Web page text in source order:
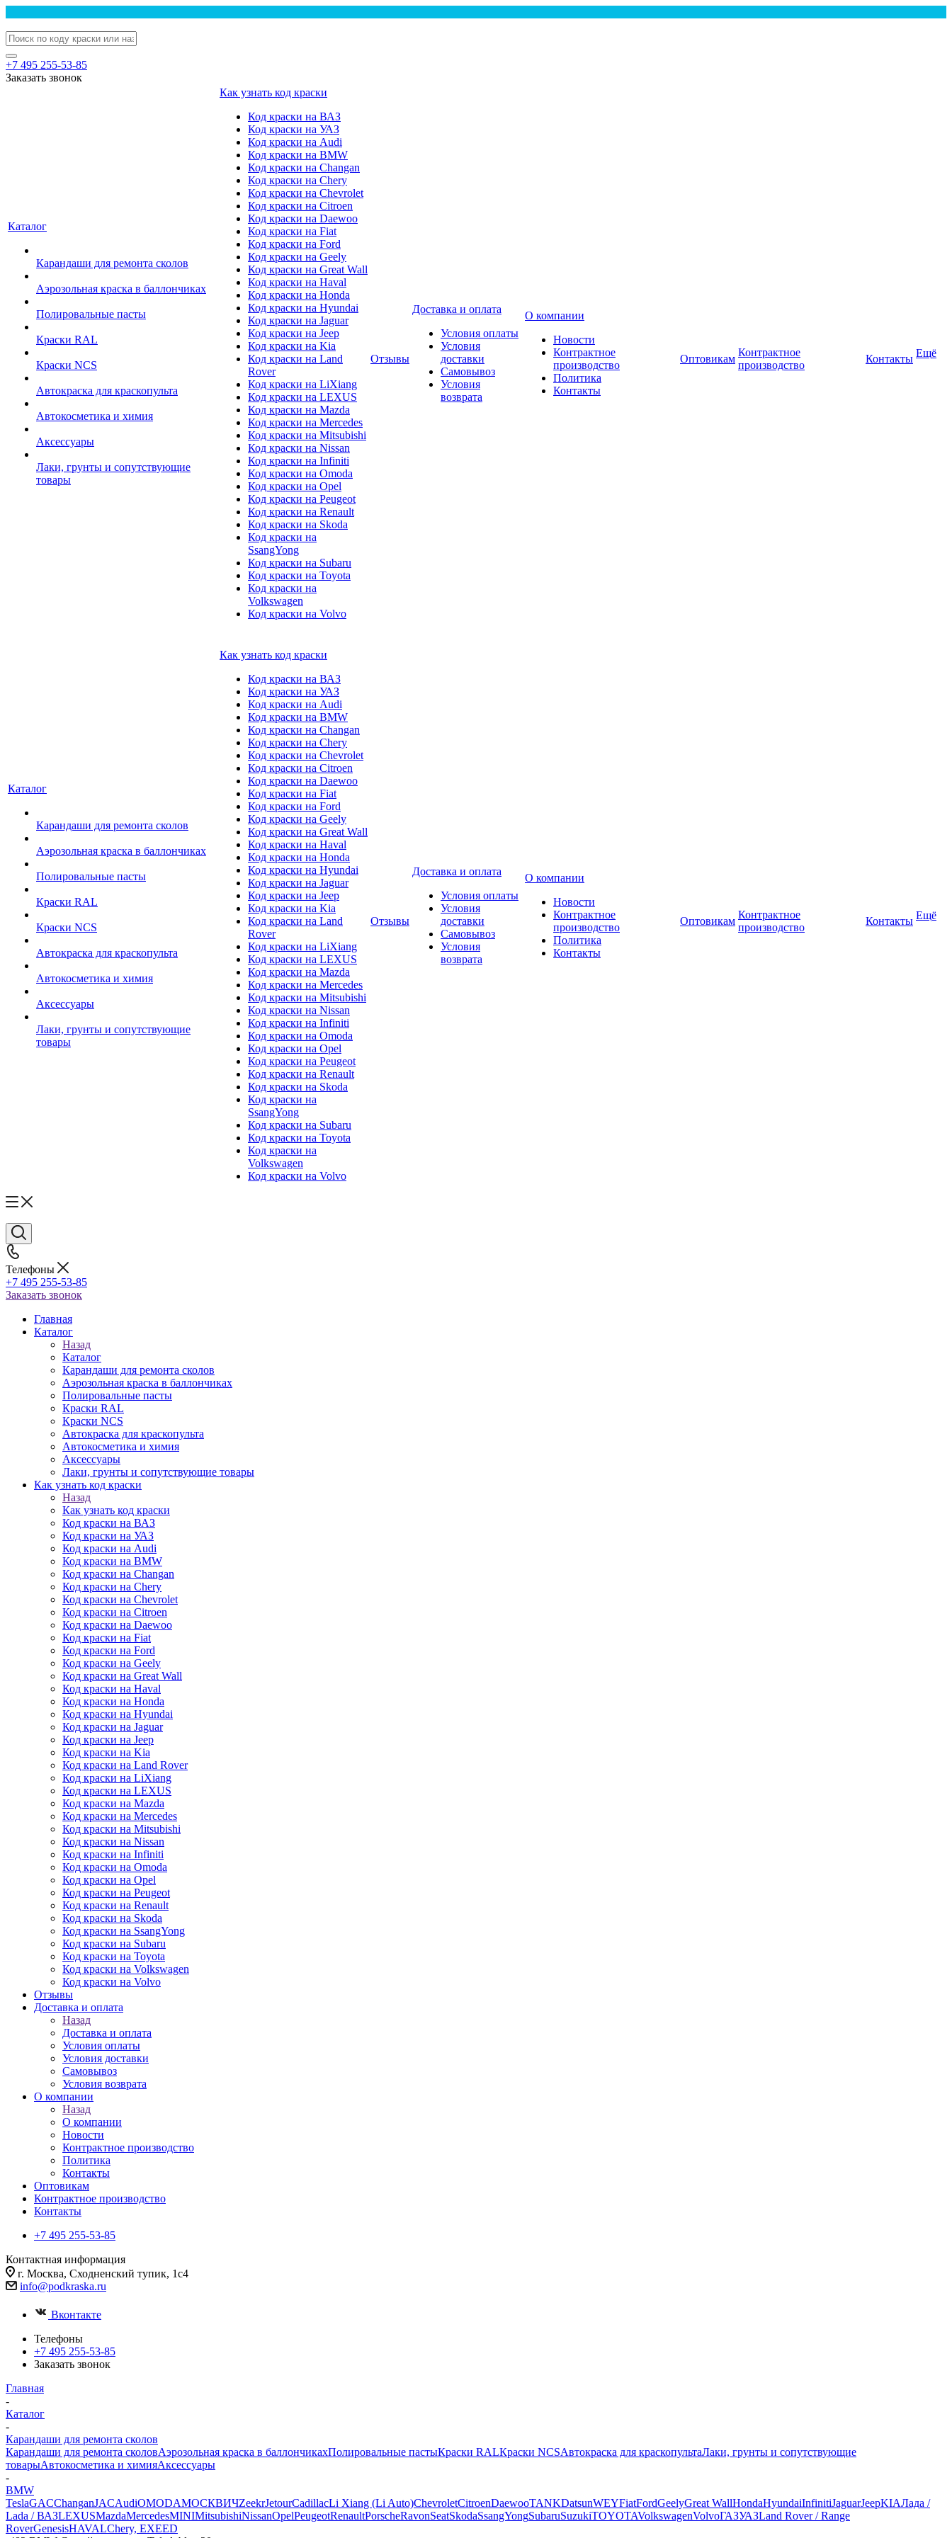
+7 495 255-53-85
Заказать звонок
Каталог
Карандаши для ремонта сколов
Аэрозольная краска в баллончиках
Полировальные пасты
Краски RAL
Краски NCS
Автокраска для краскопульта
Автокосметика и химия
Аксессуары
Лаки, грунты и сопутствующие
товары
Как узнать код краски
Код краски на ВАЗ
Код краски на УАЗ
Код краски на Audi
Код краски на BMW
Код краски на Changan
Код краски на Chery
Код краски на Chevrolet
Код краски на Citroen
Код краски на Daewoo
Код краски на Fiat
Код краски на Ford
Код краски на Geely
Код краски на Great Wall
Код краски на Haval
Код краски на Honda
Код краски на Hyundai
Код краски на Jaguar
Код краски на Jeep
Код краски на Kia
Код краски на Land
Rover
Код краски на LiXiang
Код краски на LEXUS
Код краски на Mazda
Код краски на Mercedes
Код краски на Mitsubishi
Код краски на Nissan
Код краски на Infiniti
Код краски на Omoda
Код краски на Opel
Код краски на Peugeot
Код краски на Renault
Код краски на Skoda
Код краски на
SsangYong
Код краски на Subaru
Код краски на Toyota
Код краски на
Volkswagen
Код краски на Volvo
Отзывы
Доставка и оплата
Условия оплаты
Условия
доставки
Самовывоз
Условия
возврата
О компании
Новости
Контрактное
производство
Политика
Контакты
Оптовикам
Контрактное
производство
Контакты Ещё
Каталог
Карандаши для ремонта сколов
Аэрозольная краска в баллончиках
Полировальные пасты
Краски RAL
Краски NCS
Автокраска для краскопульта
Автокосметика и химия
Аксессуары
Лаки, грунты и сопутствующие
товары
Как узнать код краски
Код краски на ВАЗ
Код краски на УАЗ
Код краски на Audi
Код краски на BMW
Код краски на Changan
Код краски на Chery
Код краски на Chevrolet
Код краски на Citroen
Код краски на Daewoo
Код краски на Fiat
Код краски на Ford
Код краски на Geely
Код краски на Great Wall
Код краски на Haval
Код краски на Honda
Код краски на Hyundai
Код краски на Jaguar
Код краски на Jeep
Код краски на Kia
Код краски на Land
Rover
Код краски на LiXiang
Код краски на LEXUS
Код краски на Mazda
Код краски на Mercedes
Код краски на Mitsubishi
Код краски на Nissan
Код краски на Infiniti
Код краски на Omoda
Код краски на Opel
Код краски на Peugeot
Код краски на Renault
Код краски на Skoda
Код краски на
SsangYong
Код краски на Subaru
Код краски на Toyota
Код краски на
Volkswagen
Код краски на Volvo
Отзывы
Доставка и оплата
Условия оплаты
Условия
доставки
Самовывоз
Условия
возврата
О компании
Новости
Контрактное
производство
Политика
Контакты
Оптовикам
Контрактное
производство
Контакты Ещё
Телефоны
+7 495 255-53-85
Заказать звонок
Главная
Каталог
Назад
Каталог
Карандаши для ремонта сколов
Аэрозольная краска в баллончиках
Полировальные пасты
Краски RAL
Краски NCS
Автокраска для краскопульта
Автокосметика и химия
Аксессуары
Лаки, грунты и сопутствующие товары
Как узнать код краски
Назад
Как узнать код краски
Код краски на ВАЗ
Код краски на УАЗ
Код краски на Audi
Код краски на BMW
Код краски на Changan
Код краски на Chery
Код краски на Chevrolet
Код краски на Citroen
Код краски на Daewoo
Код краски на Fiat
Код краски на Ford
Код краски на Geely
Код краски на Great Wall
Код краски на Haval
Код краски на Honda
Код краски на Hyundai
Код краски на Jaguar
Код краски на Jeep
Код краски на Kia
Код краски на Land Rover
Код краски на LiXiang
Код краски на LEXUS
Код краски на Mazda
Код краски на Mercedes
Код краски на Mitsubishi
Код краски на Nissan
Код краски на Infiniti
Код краски на Omoda
Код краски на Opel
Код краски на Peugeot
Код краски на Renault
Код краски на Skoda
Код краски на SsangYong
Код краски на Subaru
Код краски на Toyota
Код краски на Volkswagen
Код краски на Volvo
Отзывы
Доставка и оплата
Назад
Доставка и оплата
Условия оплаты
Условия доставки
Самовывоз
Условия возврата
О компании
Назад
О компании
Новости
Контрактное производство
Политика
Контакты
Оптовикам
Контрактное производство
Контакты
+7 495 255-53-85
Контактная информация
г. Москва, Сходненский тупик, 1с4
info@podkraska.ru
Вконтакте
Телефоны
+7 495 255-53-85
Заказать звонок
Главная
-
Каталог
-
Карандаши для ремонта сколов
Карандаши для ремонта сколовАэрозольная краска в баллончикахПолировальные пастыКраски RALКраски NCSАвтокраска для краскопультаЛаки, грунты и сопутствующие
товарыАвтокосметика и химияАксессуары
-
BMW
TeslaGACChanganJACAudiOMODAМОСКВИЧZeekrJetourCadillacLi Xiang (Li Auto)ChevroletCitroenDaewooTANKDatsunWEYFiatFordGeelyGreat WallHondaHyundaiInfinitiJaguarJeepKIAЛада /
Lada / ВАЗLEXUSMazdaMercedesMINIMitsubishiNissanOpelPeugeotRenaultPorscheRavonSeatSkodaSsangYongSubaruSuzukiTOYOTAVolkswagenVolvoГАЗУАЗLand Rover / Range
RoverGenesisHAVALChery, EXEED